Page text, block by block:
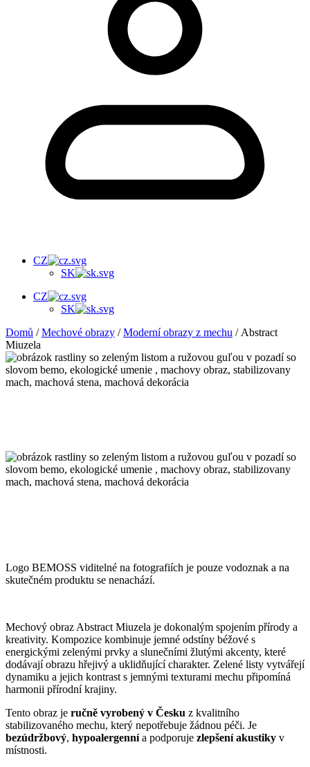
CZ
SK
CZ
SK
Domů /Mechové obrazy /Moderní obrazy z mechu / Abstract
Miuzela
Logo BEMOSS viditelné na fotografiích je pouze vodoznak a na
skutečném produktu se nenachází.
Mechový obraz Abstract Miuzela je dokonalým spojením přírody a
kreativity. Kompozice kombinuje jemné odstíny béžové s
energickými zelenými prvky a slunečními žlutými akcenty, které
dodávají obrazu hřejivý a uklidňující charakter. Zelené listy vytvářejí
dynamiku a jejich kontrast s jemnými texturami mechu připomíná
harmonii přírodní krajiny.
Tento obraz je ručně vyrobený v Česku z kvalitního
stabilizovaného mechu, který nepotřebuje žádnou péči. Je
bezúdržbový, hypoalergennía podporuje zlepšení akustiky v
místnosti.